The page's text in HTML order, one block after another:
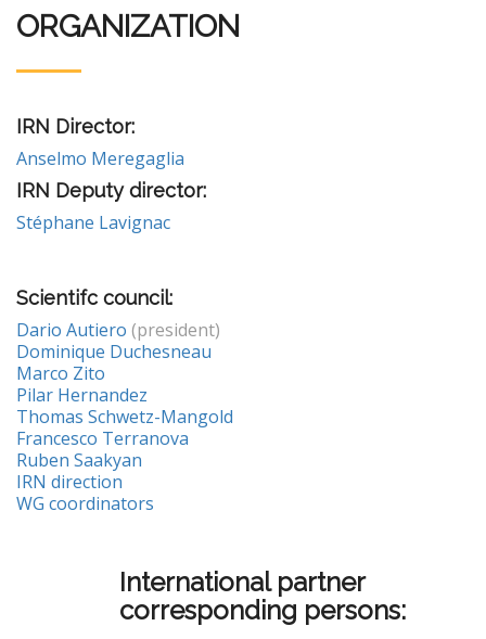
ORGANIZATION
IRN Director:
Anselmo Meregaglia
IRN Deputy director:
Stéphane Lavignac
Scientifc council:
Dario Autiero (president)
Dominique Duchesneau
Marco Zito
Pilar Hernandez
Thomas Schwetz-Mangold
Francesco Terranova
Ruben Saakyan
IRN direction
WG coordinators
International partner
corresponding persons: